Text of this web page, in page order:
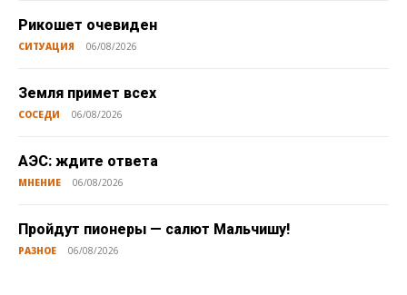
Рикошет очевиден
СИТУАЦИЯ 06/08/2026
Земля примет всех
СОСЕДИ 06/08/2026
АЭС: ждите ответа
МНЕНИЕ 06/08/2026
Пройдут пионеры — салют Мальчишу!
РАЗНОЕ 06/08/2026